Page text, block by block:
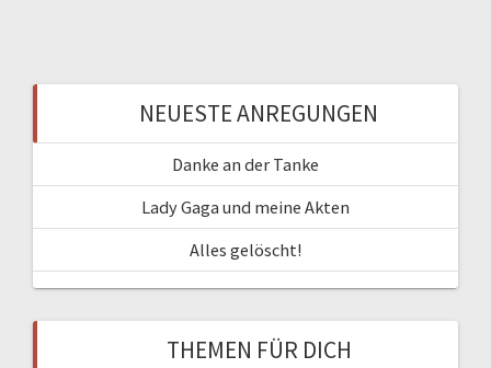
NEUESTE ANREGUNGEN
Danke an der Tanke
Lady Gaga und meine Akten
Alles gelöscht!
THEMEN FÜR DICH